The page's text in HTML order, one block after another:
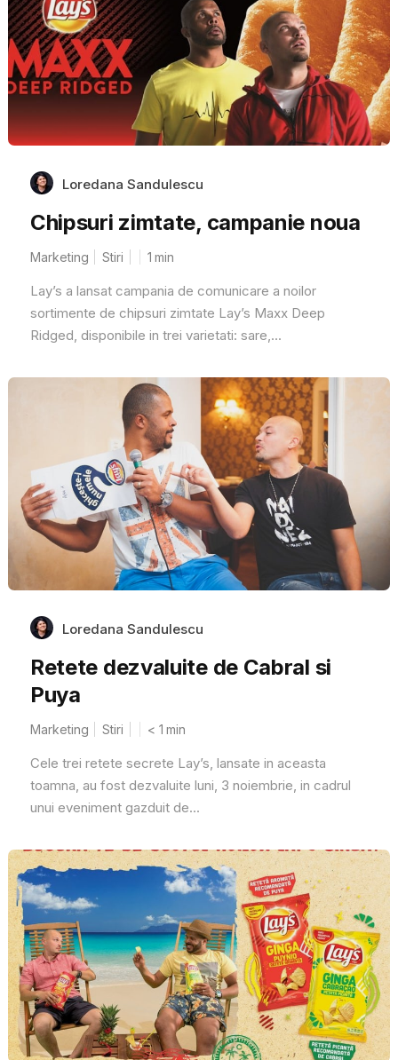
Loredana Sandulescu
Chipsuri zimtate, campanie noua
Marketing Stiri 1 min
Lay’s a lansat campania de comunicare a noilor
sortimente de chipsuri zimtate Lay’s Maxx Deep
Ridged, disponibile in trei varietati: sare,...
Loredana Sandulescu
Retete dezvaluite de Cabral si
Puya
Marketing Stiri < 1 min
Cele trei retete secrete Lay’s, lansate in aceasta
toamna, au fost dezvaluite luni, 3 noiembrie, in cadrul
unui eveniment gazduit de...